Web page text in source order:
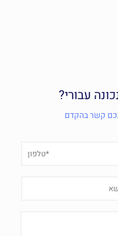
עבורי?
קשר בהקדם